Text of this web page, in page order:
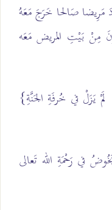
صَالحا خَرَجَ مَعَهُ
مِنْ بَيْتِ المريض مَعَه
يَزَلْ في خُرفَةِ الجَنَّةِ}
في رَحْمَةِ الله تَعالى